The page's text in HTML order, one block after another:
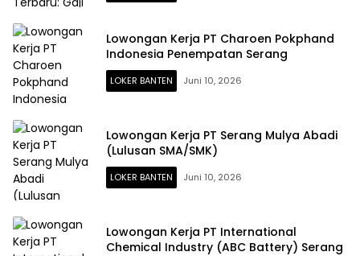
Lowongan Kerja PT Charoen Pokphand
Indonesia Penempatan Serang
LOKER BANTEN Juni 10, 2026
Lowongan Kerja PT Serang Mulya Abadi
(Lulusan SMA/SMK)
LOKER BANTEN Juni 10, 2026
Lowongan Kerja PT International
Chemical Industry (ABC Battery) Serang